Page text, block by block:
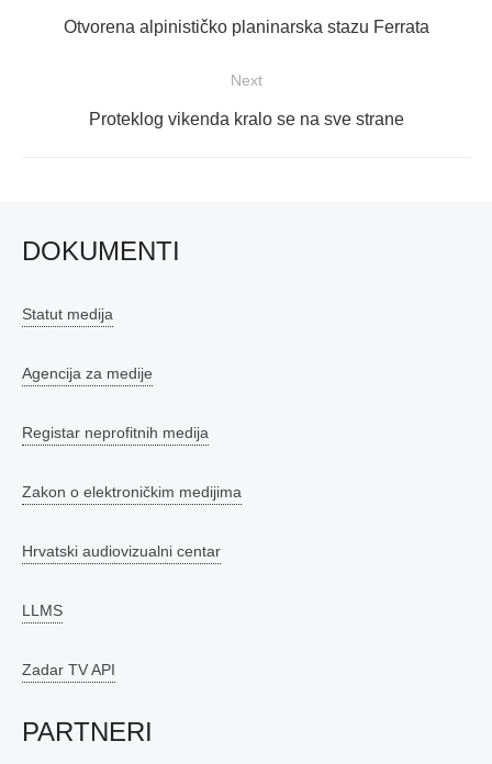
objava
Previous
Otvorena alpinističko planinarska stazu Ferrata
Next
Next
Proteklog vikenda kralo se na sve strane
DOKUMENTI
Statut medija
Agencija za medije
Registar neprofitnih medija
Zakon o elektroničkim medijima
Hrvatski audiovizualni centar
LLMS
Zadar TV API
PARTNERI